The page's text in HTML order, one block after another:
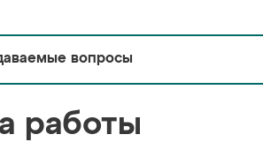
вопросы
работы